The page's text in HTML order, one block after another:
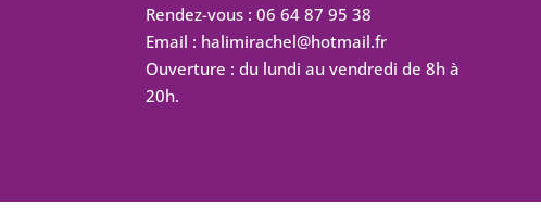
Rendez-vous : 06 64 87 95 38
Email : halimirachel@hotmail.fr
Ouverture : du lundi au vendredi de 8h à
20h.